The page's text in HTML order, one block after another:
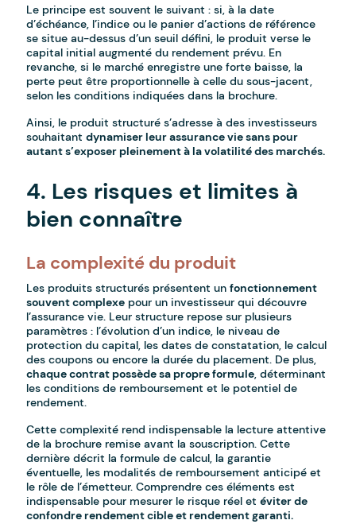
Le principe est souvent le suivant : si, à la date
d’échéance, l’indice ou le panier d’actions de référence
se situe au-dessus d’un seuil défini, le produit verse le
capital initial augmenté du rendement prévu. En
revanche, si le marché enregistre une forte baisse, la
perte peut être proportionnelle à celle du sous-jacent,
selon les conditions indiquées dans la brochure.
Ainsi, le produit structuré s’adresse à des investisseurs
souhaitantdynamiser leur assurance vie sans pour
autant s’exposer pleinement à la volatilité des marchés.
4. Les risques et limites à
bien connaître
La complexité du produit
Les produits structurés présentent unfonctionnement
souvent complexe pour un investisseur qui découvre
l’assurance vie. Leur structure repose sur plusieurs
paramètres : l’évolution d’un indice, le niveau de
protection du capital, les dates de constatation, le calcul
des coupons ou encore la durée du placement. De plus,
chaque contrat possède sa propre formule, déterminant
les conditions de remboursement et le potentiel de
rendement.
Cette complexité rend indispensable la lecture attentive
de la brochure remise avant la souscription. Cette
dernière décrit la formule de calcul, la garantie
éventuelle, les modalités de remboursement anticipé et
le rôle de l’émetteur. Comprendre ces éléments est
indispensable pour mesurer le risque réel etéviter de
confondre rendement cible et rendement garanti.